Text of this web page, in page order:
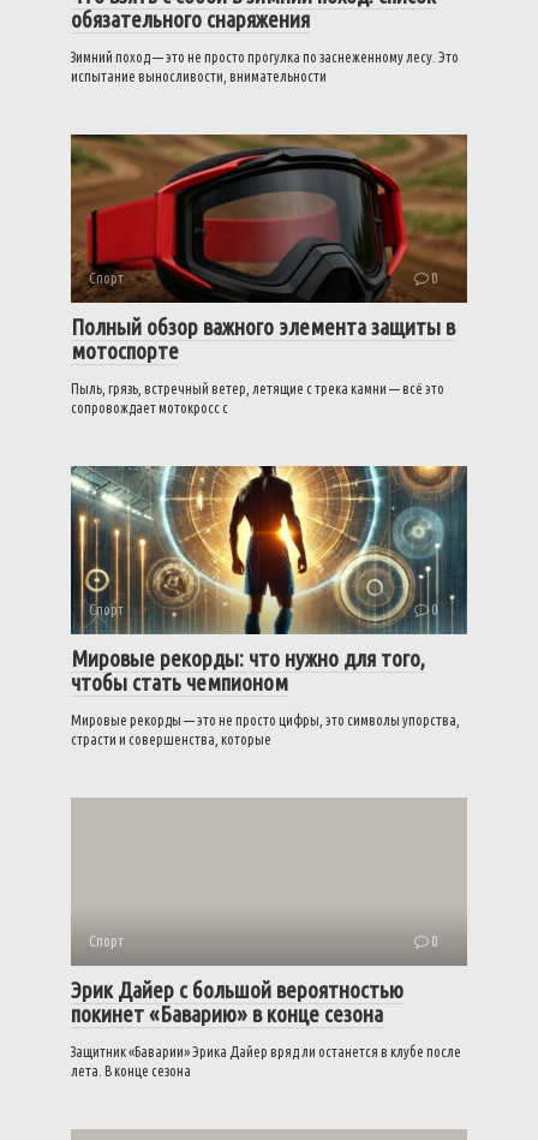
обязательного снаряжения
Зимний поход — это не просто прогулка по заснеженному лесу. Это
испытание выносливости, внимательности
Спорт 0
Полный обзор важного элемента защиты в
мотоспорте
Пыль, грязь, встречный ветер, летящие с трека камни — всё это
сопровождает мотокросс с
Спорт 0
Мировые рекорды: что нужно для того,
чтобы стать чемпионом
Мировые рекорды — это не просто цифры, это символы упорства,
страсти и совершенства, которые
Спорт 0
Эрик Дайер с большой вероятностью
покинет «Баварию» в конце сезона
Защитник «Баварии» Эрика Дайер вряд ли останется в клубе после
лета. В конце сезона